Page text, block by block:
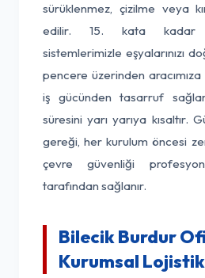
sürüklenmez, çizilme veya
edilir. 15. kata kadar
sistemlerimizle eşyalarınızı
pencere üzerinden
iş gücünden tasarruf
süresini yarı yarıya kısaltır.
gereği, her kurulum öncesi
çevre güvenliği
tarafından sağlanır.
Bilecik Burdur
Kurumsal Lojistik